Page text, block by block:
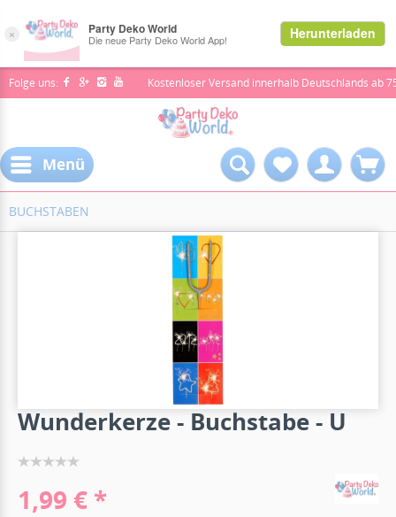
Folge uns: Kostenloser Versand innerhalb Deutschlands ab
Menü
BUCHSTABEN
Wunderkerze - Buchstabe - U
1,99 € *